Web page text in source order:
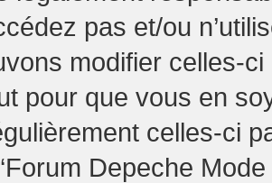
pas et/ou
modifier celles-
pour que vous en
celles-ci
Depeche